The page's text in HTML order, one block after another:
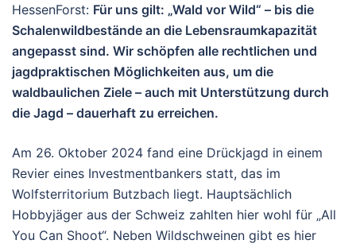
HessenForst: Für uns gilt: „Wald vor Wild“ – bis die
Schalenwildbestände an die Lebensraumkapazität
angepasst sind. Wir schöpfen alle rechtlichen und
jagdpraktischen Möglichkeiten aus, um die
waldbaulichen Ziele – auch mit Unterstützung durch
die Jagd – dauerhaft zu erreichen.
Am 26. Oktober 2024 fand eine Drückjagd in einem
Revier eines Investmentbankers statt, das im
Wolfsterritorium Butzbach liegt. Hauptsächlich
Hobbyjäger aus der Schweiz zahlten hier wohl für „All
You Can Shoot“. Neben Wildschweinen gibt es hier